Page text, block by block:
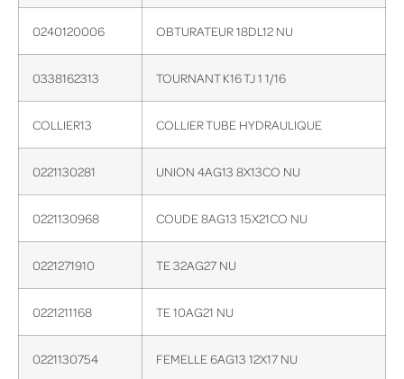
0240120006 OBTURATEUR 18DL12 NU
0338162313 TOURNANT K16 TJ 1 1/16
COLLIER13 COLLIER TUBE HYDRAULIQUE
0221130281 UNION 4AG13 8X13CO NU
0221130968 COUDE 8AG13 15X21CO NU
0221271910 TE 32AG27 NU
0221211168 TE 10AG21 NU
0221130754 FEMELLE 6AG13 12X17 NU